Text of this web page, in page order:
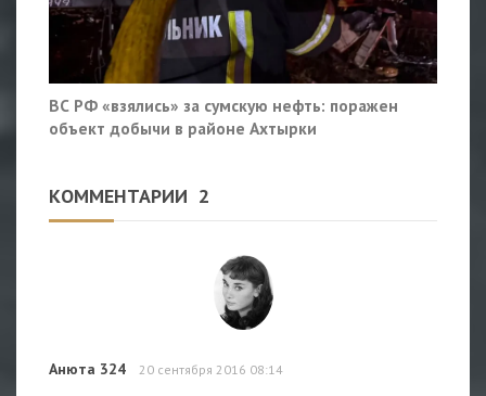
ВС РФ «взялись» за сумскую нефть: поражен
объект добычи в районе Ахтырки
КОММЕНТАРИИ 2
Анюта 324 20 сентября 2016 08:14